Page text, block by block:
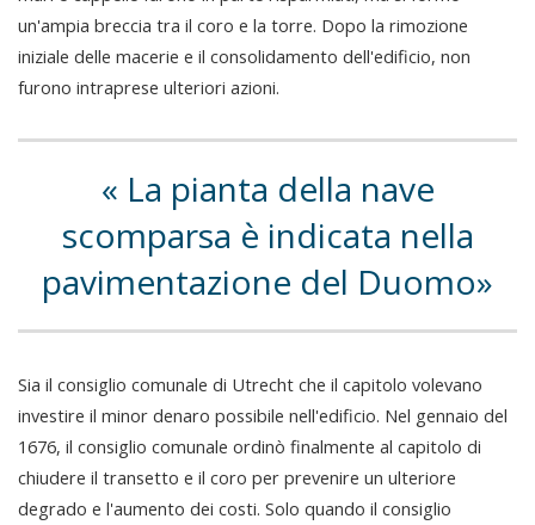
un'ampia breccia tra il coro e la torre. Dopo la rimozione
iniziale delle macerie e il consolidamento dell'edificio, non
furono intraprese ulteriori azioni.
La pianta della nave
scomparsa è indicata nella
pavimentazione del Duomo
Sia il consiglio comunale di Utrecht che il capitolo volevano
investire il minor denaro possibile nell'edificio. Nel gennaio del
1676, il consiglio comunale ordinò finalmente al capitolo di
chiudere il transetto e il coro per prevenire un ulteriore
degrado e l'aumento dei costi. Solo quando il consiglio